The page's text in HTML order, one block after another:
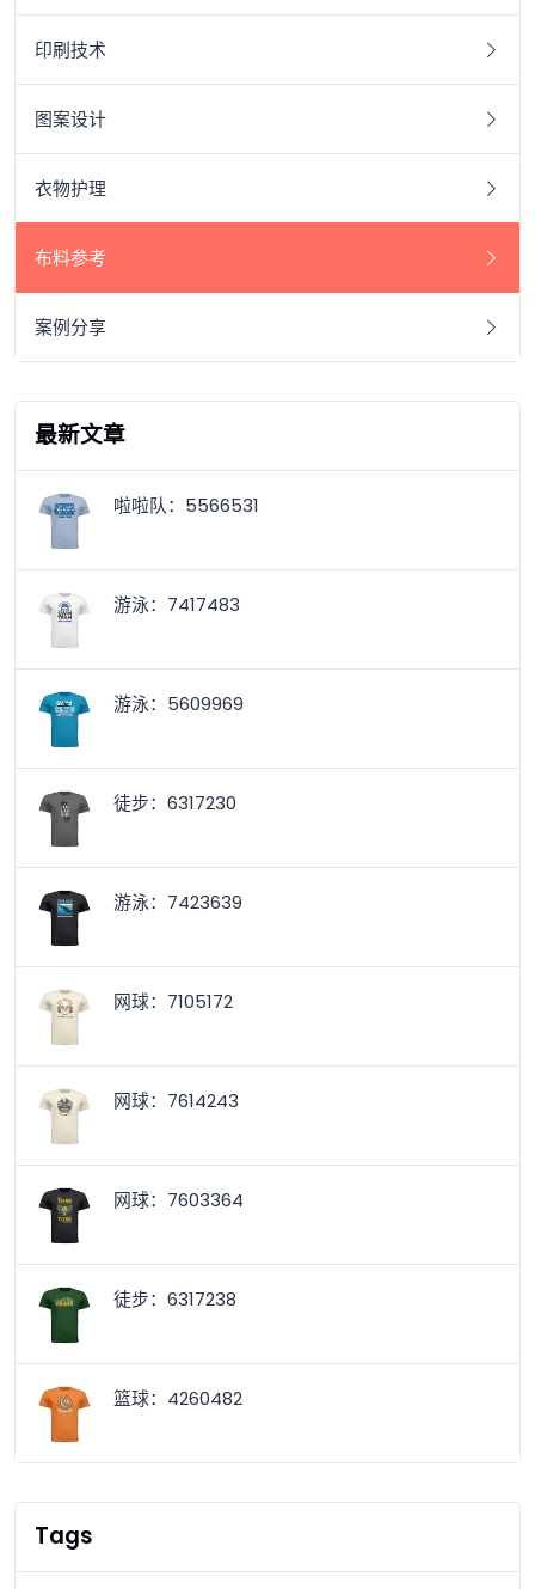
印刷技术
图案设计
衣物护理
布料参考
案例分享
最新文章
啦啦队：5566531
游泳：7417483
游泳：5609969
徒步：6317230
游泳：7423639
网球：7105172
网球：7614243
网球：7603364
徒步：6317238
篮球：4260482
Tags